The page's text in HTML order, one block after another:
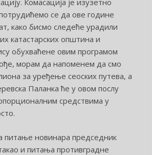
Комасација је изузетно
се да ове године
како бисмо следеће урадили
катастарских општина и
обухваћене овим програмом
морам да напоменем да смо
за уређење сеоских путева, а
Паланка ће у овом послу
средствима у
питање новинара председник
и питања противградне